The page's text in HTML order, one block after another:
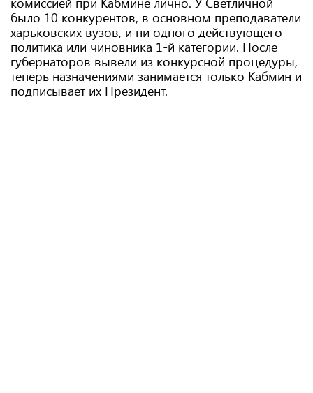
было 10 конкурентов, в основном преподаватели
харьковских вузов, и ни одного действующего
политика или чиновника 1-й категории. После
губернаторов вывели из конкурсной процедуры,
теперь назначениями занимается только Кабмин и
подписывает их Президент.